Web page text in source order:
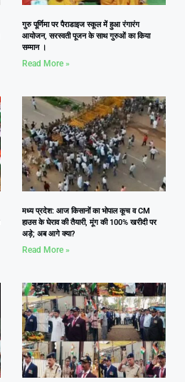
गुरु पूर्णिमा पर पैराडाइज स्कूल में हुआ रंगारंग
आयोजन, सरस्वती पूजन के साथ गुरुओं का किया
सम्मान ।
Read More »
मध्य प्रदेश: आज किसानों का भोपाल कूच व CM
हाउस के घेराव की तैयारी, मूंग की 100% खरीदी पर
अड़े; अब आगे क्या?
Read More »